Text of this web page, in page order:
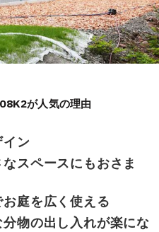
が人気の理由
イン
スペースにもおさま
庭を広く使える
物の出し入れが楽にな